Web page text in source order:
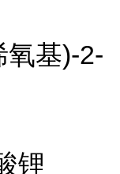
氧基)-2-
锂